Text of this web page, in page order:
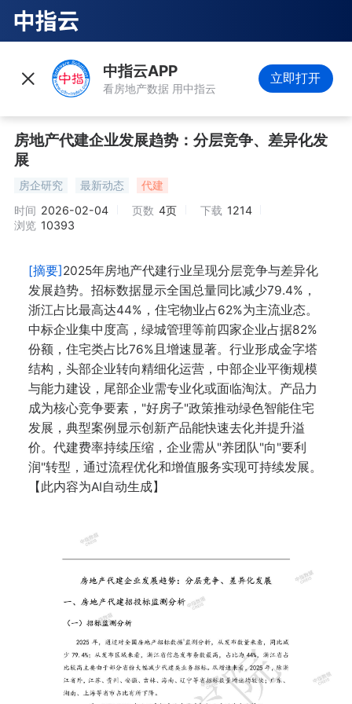
中指云APP
看房地产数据 用中指云
立即打开
房地产代建企业发展趋势：分层竞争、差异化发
展
房企研究 最新动态
代建
时间 2026-02-04 页数 4页 下载 1214
浏览 10393
[摘要]2025年房地产代建行业呈现分层竞争与差异化
发展趋势。招标数据显示全国总量同比减少79.4%，
浙江占比最高达44%，住宅物业占62%为主流业态。
中标企业集中度高，绿城管理等前四家企业占据82%
份额，住宅类占比76%且增速显著。行业形成金字塔
结构，头部企业转向精细化运营，中部企业平衡规模
与能力建设，尾部企业需专业化或面临淘汰。产品力
成为核心竞争要素，"好房子"政策推动绿色智能住宅
发展，典型案例显示创新产品能快速去化并提升溢
价。代建费率持续压缩，企业需从"养团队"向"要利
润"转型，通过流程优化和增值服务实现可持续发展。
【此内容为AI自动生成】